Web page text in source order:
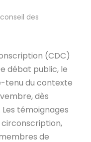
des
(CDC)
débat public, le
tenu du contexte
dès
témoignages
de